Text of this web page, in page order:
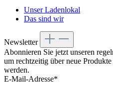
Unser Ladenlokal
Das sind wir
Newsletter
Abonnieren Sie jetzt unseren
um rechtzeitig über neue
werden.
E-Mail-Adresse*